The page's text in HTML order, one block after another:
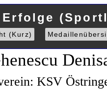
(Kurz)
KSV